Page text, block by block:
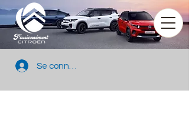
Se connecter